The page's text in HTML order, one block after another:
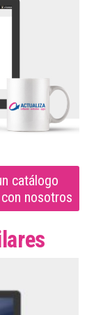
catálogo
nosotros